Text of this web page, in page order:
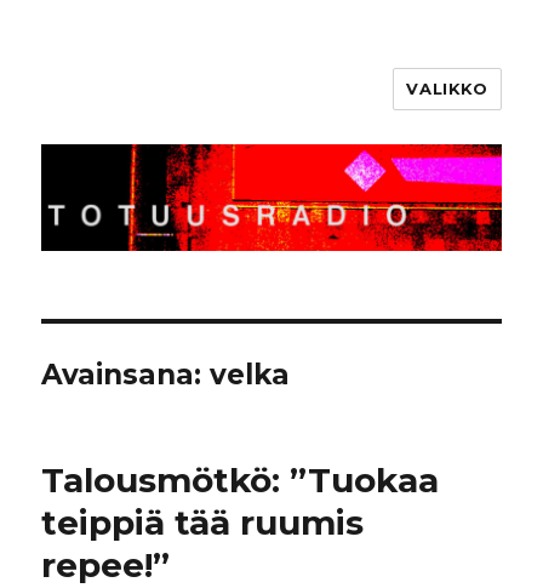
VALIKKO
Avainsana:velka
Talousmötkö: ”Tuokaa
teippiä tää ruumis
repee!”